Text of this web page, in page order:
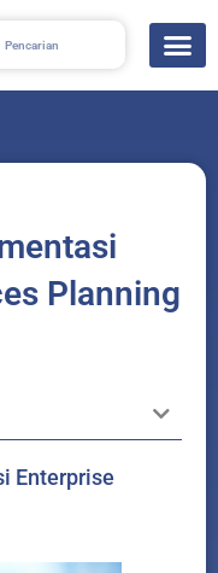
Planning
Enterprise